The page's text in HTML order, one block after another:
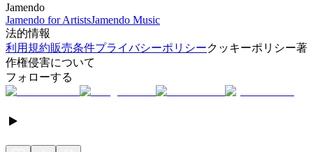
Jamendo
Jamendo for ArtistsJamendo Music
法的情報
利用規約販売条件プライバシーポリシークッキーポリシー著
作権侵害について
フォローする